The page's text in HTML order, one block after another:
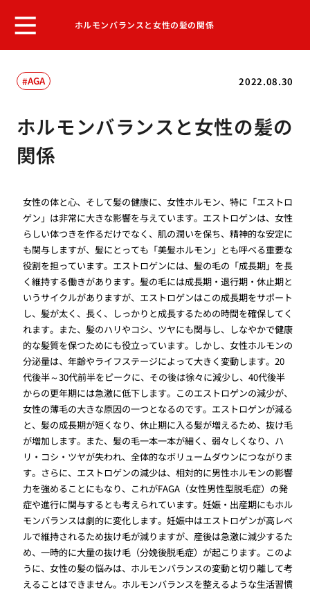
ホルモンバランスと女性の髪の関係
2022.08.30
AGA
ホルモンバランスと女性の髪の
関係
女性の体と心、そして髪の健康に、女性ホルモン、特に「エストロ
ゲン」は非常に大きな影響を与えています。エストロゲンは、女性
らしい体つきを作るだけでなく、肌の潤いを保ち、精神的な安定に
も関与しますが、髪にとっても「美髪ホルモン」とも呼べる重要な
役割を担っています。エストロゲンには、髪の毛の「成長期」を長
く維持する働きがあります。髪の毛には成長期・退行期・休止期と
いうサイクルがありますが、エストロゲンはこの成長期をサポート
し、髪が太く、長く、しっかりと成長するための時間を確保してく
れます。また、髪のハリやコシ、ツヤにも関与し、しなやかで健康
的な髪質を保つためにも役立っています。しかし、女性ホルモンの
分泌量は、年齢やライフステージによって大きく変動します。20
代後半～30代前半をピークに、その後は徐々に減少し、40代後半
からの更年期には急激に低下します。このエストロゲンの減少が、
女性の薄毛の大きな原因の一つとなるのです。エストロゲンが減る
と、髪の成長期が短くなり、休止期に入る髪が増えるため、抜け毛
が増加します。また、髪の毛一本一本が細く、弱々しくなり、ハ
リ・コシ・ツヤが失われ、全体的なボリュームダウンにつながりま
す。さらに、エストロゲンの減少は、相対的に男性ホルモンの影響
力を強めることにもなり、これがFAGA（女性男性型脱毛症）の発
症や進行に関与するとも考えられています。妊娠・出産期にもホル
モンバランスは劇的に変化します。妊娠中はエストロゲンが高レベ
ルで維持されるため抜け毛が減りますが、産後は急激に減少するた
め、一時的に大量の抜け毛（分娩後脱毛症）が起こります。このよ
うに、女性の髪の悩みは、ホルモンバランスの変動と切り離して考
えることはできません。ホルモンバランスを整えるような生活習慣